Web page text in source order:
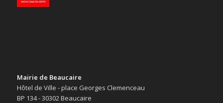
Mairie de Beaucaire
Hôtel de Ville - place Georges Clemenceau
BP 134 - 30302 Beaucaire